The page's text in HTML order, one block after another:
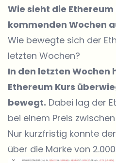
Wie sieht die
kommenden Wochen
Wie bewegte sich der
letzten Wochen?
In den letzten Wochen
Ethereum Kurs
bewegt. Dabei lag der
bei einem Preis zwischen
Nur kurzfristig konnte
über die Marke von